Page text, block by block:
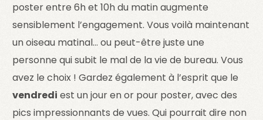
poster entre 6h et 10h du matin augmente
sensiblement l’engagement. Vous voilà maintenant
un oiseau matinal… ou peut-être juste une
personne qui subit le mal de la vie de bureau. Vous
avez le choix ! Gardez également à l’esprit que le
vendredi est un jour en or pour poster, avec des
pics impressionnants de vues. Qui pourrait dire non